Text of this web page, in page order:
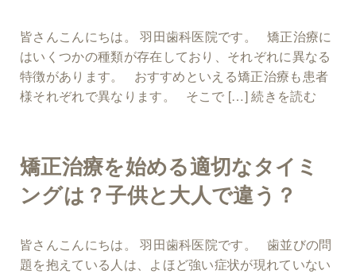
皆さんこんにちは。 羽田歯科医院です。 矯正治療に
はいくつかの種類が存在しており、それぞれに異なる
特徴があります。 おすすめといえる矯正治療も患者
様それぞれで異なります。 そこで […]続きを読む
矯正治療を始める適切なタイミ
ングは？子供と大人で違う？
皆さんこんにちは。 羽田歯科医院です。 歯並びの問
題を抱えている人は、よほど強い症状が現れていない